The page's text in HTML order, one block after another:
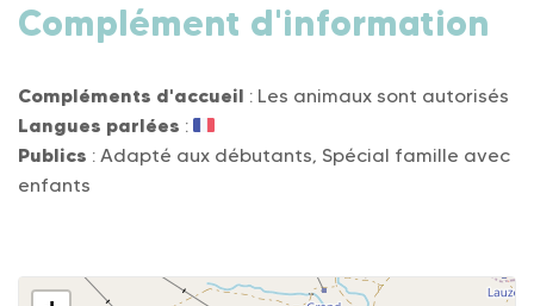
Complément d'information
Compléments d'accueil : Les animaux sont autorisés
Langues parlées :
Publics : Adapté aux débutants, Spécial famille avec
enfants